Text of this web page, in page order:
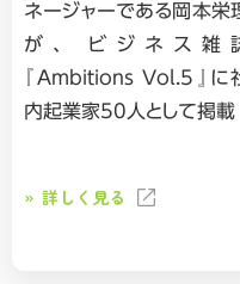
ネージャーである岡本栄
が、 ビジネス雑
『Ambitions Vol.5』に
内起業家50人として掲載
詳しく見る